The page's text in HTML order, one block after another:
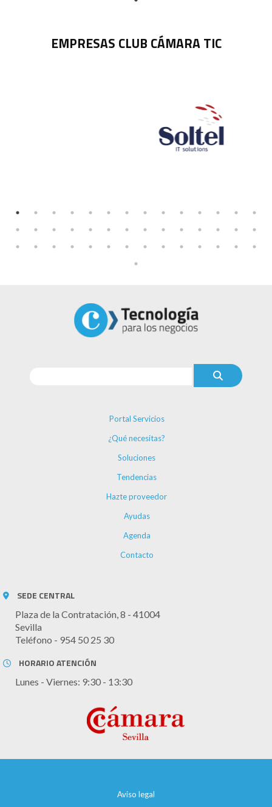
EMPRESAS CLUB CÁMARA TIC
Portal Servicios
¿Qué necesitas?
Soluciones
Tendencias
Hazte proveedor
Ayudas
Agenda
Contacto
SEDE CENTRAL
Plaza de la Contratación, 8 - 41004
Sevilla
Teléfono - 954 50 25 30
HORARIO ATENCIÓN
Lunes - Viernes: 9:30 - 13:30
Aviso legal